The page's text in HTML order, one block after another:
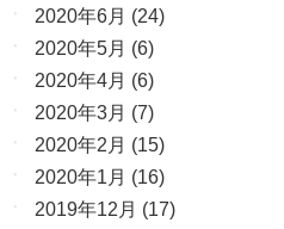
2020年6月 (24)
2020年5月 (6)
2020年4月 (6)
2020年3月 (7)
2020年2月 (15)
2020年1月 (16)
2019年12月 (17)